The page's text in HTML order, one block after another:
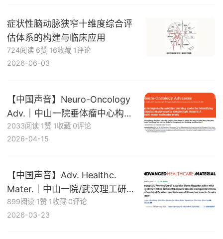
症状性脑动脉狭窄十维度综合评
估体系的构建与临床应用
724阅读 6赞 16收藏 1评论
2026-06-03
【中国声音】Neuro-Oncology
Adv.｜中山一院垂体瘤中心构建
可解释性机器学习影像组学模型
精准预测垂体瘤病理亚型
2033阅读 1赞 1收藏 0评论
2026-04-15
【中国声音】Adv. Healthc.
Mater.｜中山一院/武汉理工研发
新型PEEK/硅酸钙复合材料促进
“血管-骨”偶联再生，实现高效颅
899阅读 1赞 1收藏 0评论
2026-03-23